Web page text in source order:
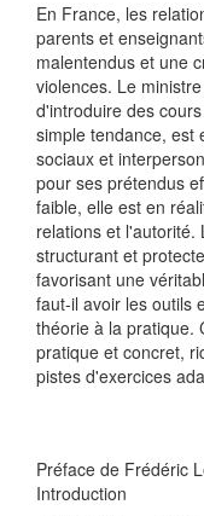
En France, les
parents et
malentendus et une
violences. Le
d'introduire des
simple tendance, est
sociaux et
pour ses prétendus
faible, elle est en
relations et
structurant et
favorisant une
faut-il avoir les outils
théorie à la pratique.
pratique et concret,
pistes d'exercices
Préface de Frédéric
Introduction